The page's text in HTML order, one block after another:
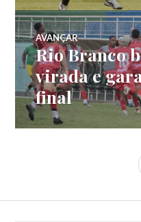
AVANÇAR
Rio Branco
virada e
final